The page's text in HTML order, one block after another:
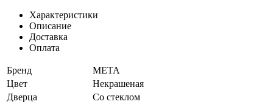
Характеристики
Описание
Доставка
Оплата
Бренд
МЕТА
Цвет
Некрашеная
Дверца
Со стеклом